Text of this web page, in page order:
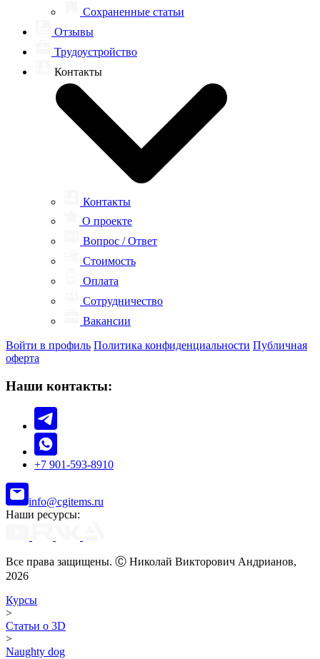
Сохраненные статьи
Отзывы
Трудоустройство
Контакты
Контакты
О проекте
Вопрос / Ответ
Стоимость
Оплата
Сотрудничество
Вакансии
Войти в профиль Политика конфиденциальности Публичная
оферта
Наши контакты:
+7 901-593-8910
info@cgitems.ru
Наши ресурсы:
Все права защищены. Ⓒ Николай Викторович Андрианов,
2026
Курсы
>
Статьи о 3D
>
Naughty dog